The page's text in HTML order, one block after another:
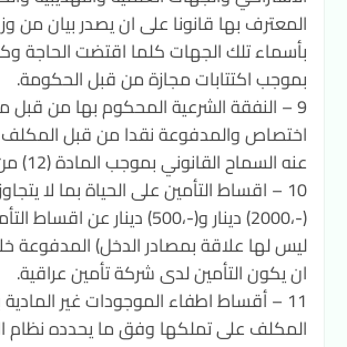
المعترف بها قانونا على ان يصدر بيان من
بأسماء تلك الجهات كلما اقتضت الحاجة
بموجب اكتتابات مجازة من قبل الحكومة.
9 – النفقة الشرعية المحكوم بها من
اختصاص والمدفوعة نقدا من قبل
عنه السماح القانوني بموجب المادة (12) من هذا القانون.
10 – اقساط التأمين على الحياة بما لا
(-،2000) دينار و(-،500) دينار عن
ليس لها علاقة بمصادر الدخل) المدفوعة
ان يكون التأمين لدى شركة تأمين عراقية.
11 – أقساط اطفاء الموجودات غير
المكلف على تملكها وفق ما يحدده نظام